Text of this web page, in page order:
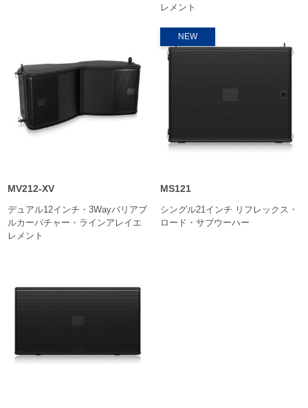
レメント
MV212-XV
デュアル12インチ・3Wayバリアブ
ルカーバチャー・ラインアレイエ
レメント
NEW
MS121
シングル21インチ リフレックス・
ロード・サブウーハー